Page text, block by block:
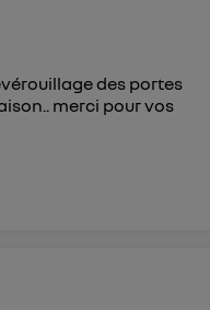
des portes
merci pour vos